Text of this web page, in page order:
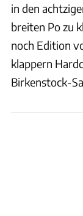
in den
breiten Po zu
noch Edition
klappern
Birkenstock-